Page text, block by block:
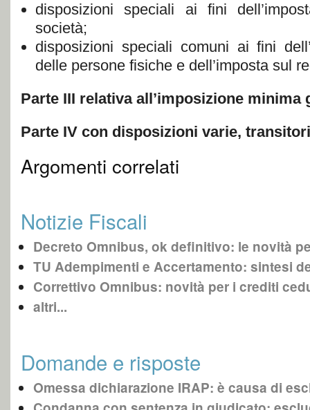
disposizioni speciali ai fini
società;
disposizioni speciali comuni ai fini
delle persone fisiche e dell’imposta sul
Parte III relativa all’imposizione minima
Parte IV con disposizioni varie,
Argomenti correlati
Notizie Fiscali
Decreto Omnibus, ok definitivo: le novità
TU Adempimenti e Accertamento: sintesi
Correttivo Omnibus: novità per i crediti
altri...
Domande e risposte
Omessa dichiarazione IRAP: è causa di